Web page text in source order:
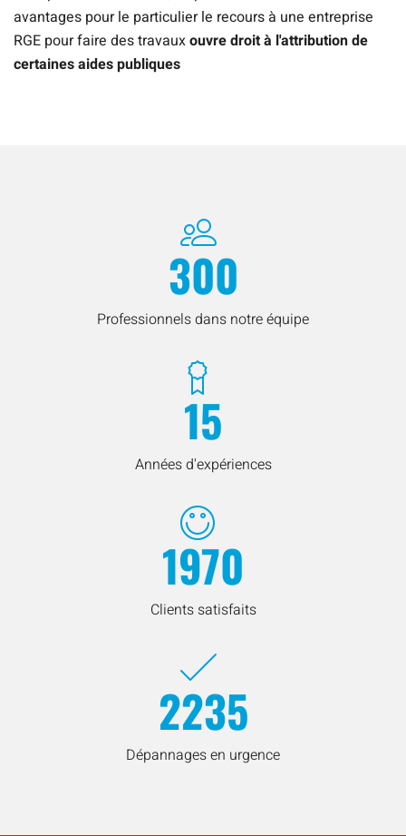
avantages pour le particulier le recours à une entreprise
RGE pour faire des travauxouvre droit à l'attribution de
certaines aides publiques
300
Professionnels dans notre équipe
15
Années d'expériences
1970
Clients satisfaits
2235
Dépannages en urgence